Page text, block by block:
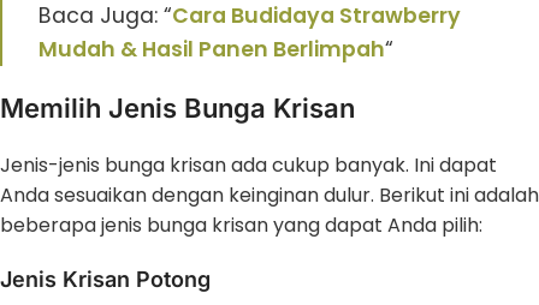
Baca Juga: “Cara Budidaya Strawberry
Mudah & Hasil Panen Berlimpah“
Memilih Jenis Bunga Krisan
Jenis-jenis bunga krisan ada cukup banyak. Ini dapat
Anda sesuaikan dengan keinginan dulur. Berikut ini adalah
beberapa jenis bunga krisan yang dapat Anda pilih:
Jenis Krisan Potong